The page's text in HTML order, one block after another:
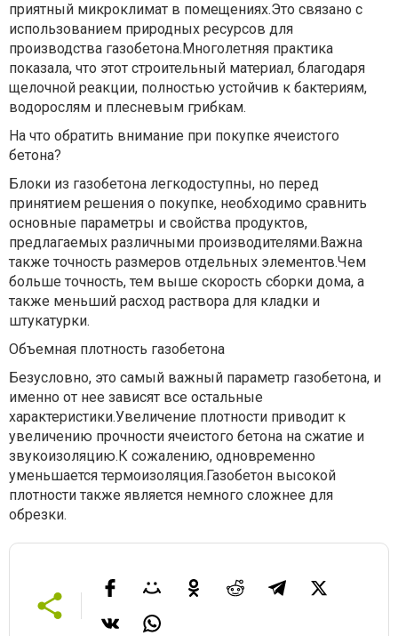
приятный микроклимат в помещениях.Это связано с
использованием природных ресурсов для
производства газобетона.Многолетняя практика
показала, что этот строительный материал, благодаря
щелочной реакции, полностью устойчив к бактериям,
водорослям и плесневым грибкам.
На что обратить внимание при покупке ячеистого
бетона?
Блоки из газобетона легкодоступны, но перед
принятием решения о покупке, необходимо сравнить
основные параметры и свойства продуктов,
предлагаемых различными производителями.Важна
также точность размеров отдельных элементов.Чем
больше точность, тем выше скорость сборки дома, а
также меньший расход раствора для кладки и
штукатурки.
Объемная плотность газобетона
Безусловно, это самый важный параметр газобетона, и
именно от нее зависят все остальные
характеристики.Увеличение плотности приводит к
увеличению прочности ячеистого бетона на сжатие и
звукоизоляцию.К сожалению, одновременно
уменьшается термоизоляция.Газобетон высокой
плотности также является немного сложнее для
обрезки.